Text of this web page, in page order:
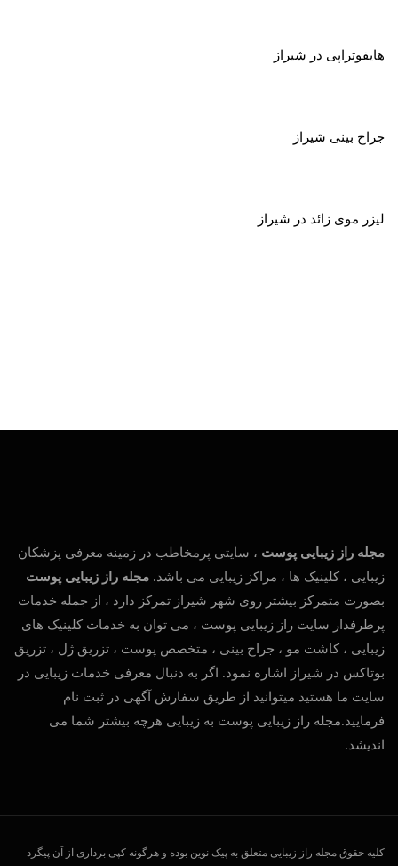
هایفوتراپی در شیراز
جراح بینی شیراز
لیزر موی زائد در شیراز
مجله راز زیبایی پوست ، سایتی پرمخاطب در زمینه معرفی پزشکان
زیبایی ، کلینیک ها ، مراکز زیبایی می باشد. مجله راز زیبایی پوست
بصورت متمرکز بیشتر روی شهر شیراز تمرکز دارد ، از جمله خدمات
پرطرفدار سایت راز زیبایی پوست ، می توان به خدمات کلینیک های
زیبایی ، کاشت مو ، جراح بینی ، متخصص پوست ، تزریق ژل ، تزریق
بوتاکس در شیراز اشاره نمود. اگر به دنبال معرفی خدمات زیبایی در
سایت ما هستید میتوانید از طریق سفارش آگهی در ثبت نام
فرمایید.مجله راز زیبایی پوست به زیبایی هرچه بیشتر شما می
اندیشد.
کلیه حقوق مجله راز زیبایی متعلق به پیک نوین بوده و هرگونه کپی برداری از آن پیگرد